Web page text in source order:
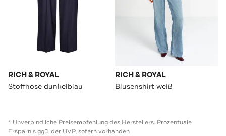
RICH & ROYAL
Stoffhose dunkelblau
RICH & ROYAL
Blusenshirt weiß
* Unverbindliche Preisempfehlung des Herstellers. Prozentuale
Ersparnis ggü. der UVP, sofern vorhanden